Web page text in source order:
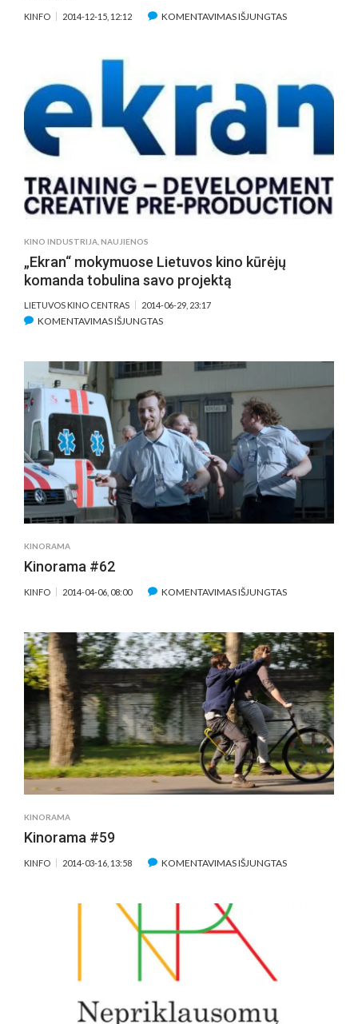
KINFO 2014-12-15, 12:12 KOMENTAVIMAS IŠJUNGTASĮRAŠE
ŽIŪROVUS
SPRĘSTI,
KURIE
FILMAI
GERIAUSI
KINO INDUSTRIJA NAUJIENOS
„Ekran“ mokymuose Lietuvos kino kūrėjų
komanda tobulina savo projektą
LIETUVOS KINO CENTRAS 2014-06-29, 23:17
KOMENTAVIMAS IŠJUNGTASĮRAŠE
LIETUVOS
KŪRĖJŲ
KOMANDA
TOBULINA
SAVO
PROJEKTĄ
KINORAMA
Kinorama #62
KINFO 2014-04-06, 08:00 KOMENTAVIMAS IŠJUNGTASĮRAŠE
KINORAMA
Kinorama #59
KINFO 2014-03-16, 13:58 KOMENTAVIMAS IŠJUNGTASĮRAŠE